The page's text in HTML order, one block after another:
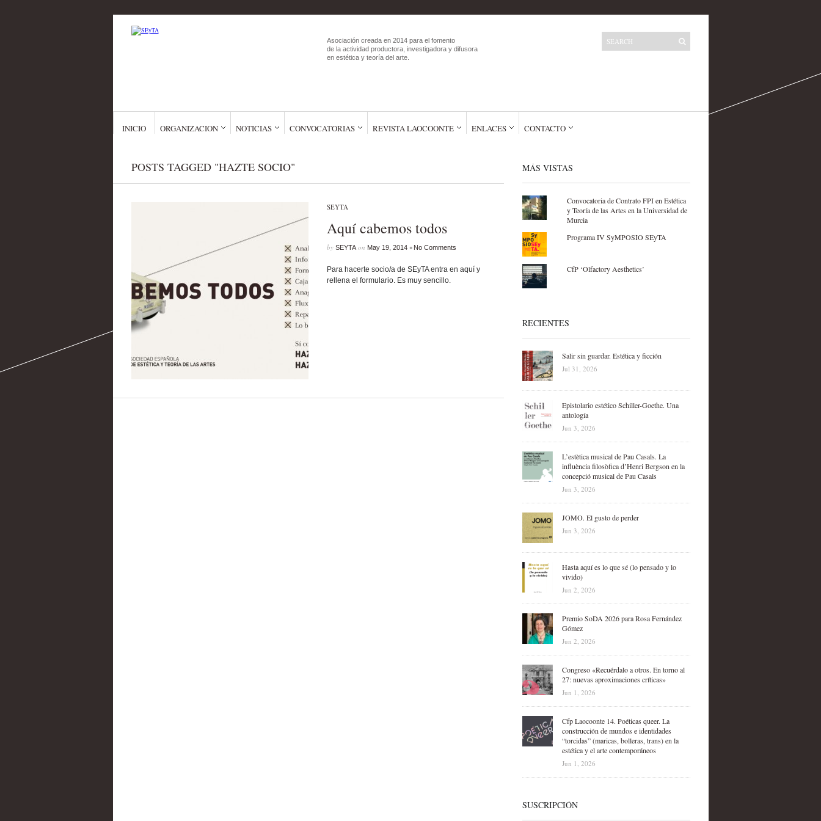
Asociación creada en 2014 para el fomento
de la actividad productora, investigadora y difusora
en estética y teoría del arte.
INICIO ORGANIZACION NOTICIAS CONVOCATORIAS REVISTA LAOCOONTE ENLACES CONTACTO
POSTS TAGGED "HAZTE SOCIO"
SEYTA
Aquí cabemos todos
by SEYTAon May 19, 2014 • No Comments
Para hacerte socio/a de SEyTA entra en aquí y
rellena el formulario. Es muy sencillo.
MÁS VISTAS
Convocatoria de Contrato FPI en Estética
y Teoría de las Artes en la Universidad de
Murcia
Programa IV SyMPOSIO SEyTA
CfP ‘Olfactory Aesthetics’
RECIENTES
Salir sin guardar. Estética y ficción
Jul 31, 2026
Epistolario estético Schiller-Goethe. Una
antología
Jun 3, 2026
L’estètica musical de Pau Casals. La
influència filosòfica d’Henri Bergson en la
concepció musical de Pau Casals
Jun 3, 2026
JOMO. El gusto de perder
Jun 3, 2026
Hasta aquí es lo que sé (lo pensado y lo
vivido)
Jun 2, 2026
Premio SoDA 2026 para Rosa Fernández
Gómez
Jun 2, 2026
Congreso «Recuérdalo a otros. En torno al
27: nuevas aproximaciones críticas»
Jun 1, 2026
Cfp Laocoonte 14. Poéticas queer. La
construcción de mundos e identidades
“torcidas” (maricas, bolleras, trans) en la
estética y el arte contemporáneos
Jun 1, 2026
SUSCRIPCIÓN